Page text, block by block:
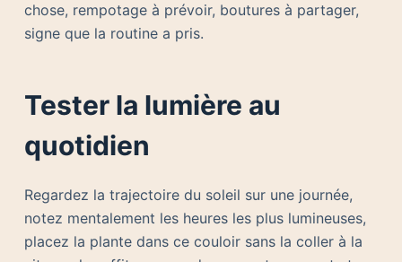
chose, rempotage à prévoir, boutures à partager,
signe que la routine a pris.
Tester la lumière au
quotidien
Regardez la trajectoire du soleil sur une journée,
notez mentalement les heures les plus lumineuses,
placez la plante dans ce couloir sans la coller à la